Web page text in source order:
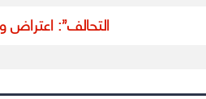
“التحالف”: اعتراض